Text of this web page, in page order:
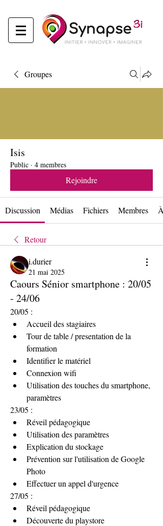
Groupes
Isis
Public · 4 membres
Rejoindre
Discussion Médias Fichiers Membres
Retour
i.durier
21 mai 2025
Caours Sénior smartphone : 20/05
- 24/06
20/05 :
Accueil des stagiaires
Tour de table / presentation de la
formation
Identifier le matériel
Connexion wifi
Utilisation des touches du smartphone,
paramètres
23/05 :
Réveil pédagogique
Utilisation des paramètres
Explication du stockage
Prévention sur l'utilisation de Google
Photo
Effectuer un appel d'urgence
27/05 :
Réveil pédagogique
Découverte du playstore